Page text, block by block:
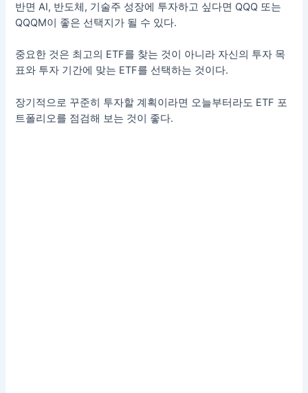
반면 AI, 반도체, 기술주 성장에 투자하고 싶다면 QQQ 또는
QQQM이 좋은 선택지가 될 수 있다.
중요한 것은 최고의 ETF를 찾는 것이 아니라 자신의 투자 목
표와 투자 기간에 맞는 ETF를 선택하는 것이다.
장기적으로 꾸준히 투자할 계획이라면 오늘부터라도 ETF 포
트폴리오를 점검해 보는 것이 좋다.